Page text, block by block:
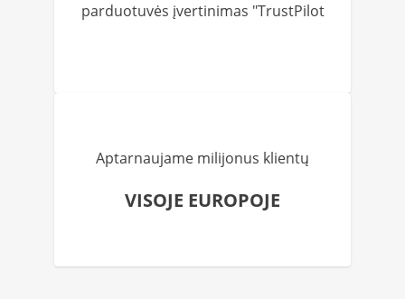
parduotuvės įvertinimas "TrustPilot
Aptarnaujame milijonus klientų
VISOJE EUROPOJE